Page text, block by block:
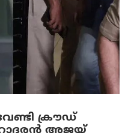
ക്രൗഡ്
അജയ്